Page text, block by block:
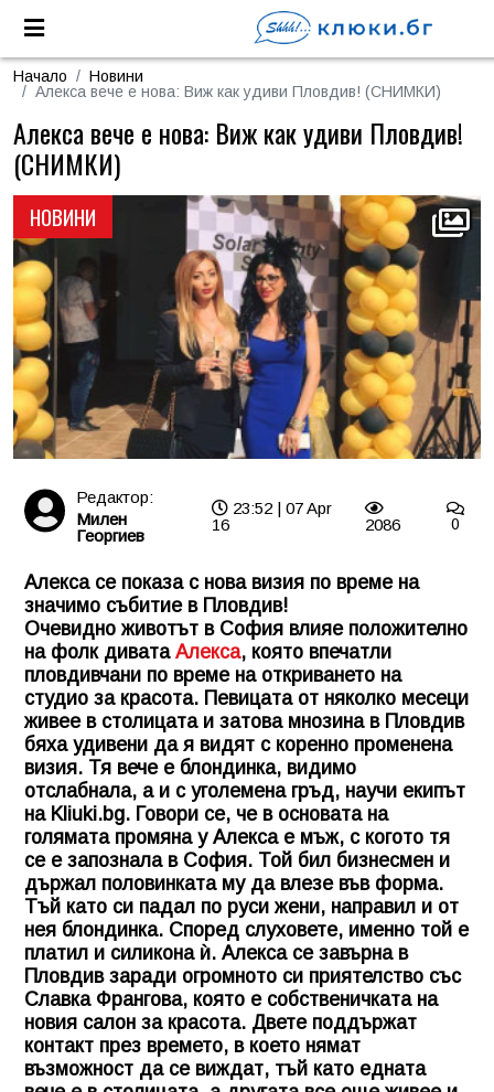
Начало
Новини
Алекса вече е нова: Виж как удиви Пловдив! (СНИМКИ)
НОВИНИ
Алекса вече е нова: Виж как удиви Пловдив!
(СНИМКИ)
Редактор:
Милен
Георгиев
23:52 | 07 Apr
16
2086 0
Алекса се показа с нова визия по време на
значимо събитие в Пловдив!
Очевидно животът в София влияе положително
на фолк дивата Алекса, която впечатли
пловдивчани по време на откриването на
студио за красота. Певицата от няколко месеци
живее в столицата и затова мнозина в Пловдив
бяха удивени да я видят с коренно променена
визия. Тя вече е блондинка, видимо
отслабнала, а и с уголемена гръд, научи екипът
на Kliuki.bg. Говори се, че в основата на
голямата промяна у Алекса е мъж, с когото тя
се е запознала в София. Той бил бизнесмен и
държал половинката му да влезе във форма.
Тъй като си падал по руси жени, направил и от
нея блондинка. Според слуховете, именно той е
платил и силикона ѝ. Алекса се завърна в
Пловдив заради огромното си приятелство със
Славка Франгова, която е собственичката на
новия салон за красота. Двете поддържат
контакт през времето, в което нямат
възможност да се виждат, тъй като едната